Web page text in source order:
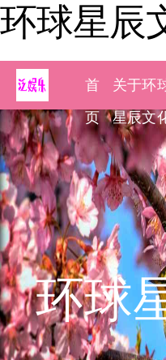
环球星辰
首
页
关于环
星辰文
环球